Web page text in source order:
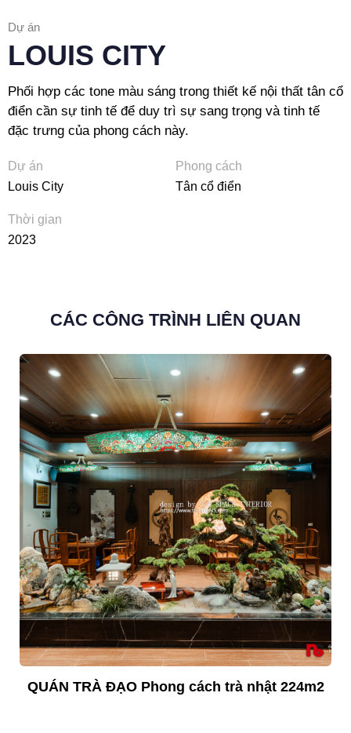
Dự án
LOUIS CITY
Phối hợp các tone màu sáng trong thiết kế nội thất tân cổ
điển cần sự tinh tế để duy trì sự sang trọng và tinh tế
đặc trưng của phong cách này.
Dự án
Louis City
Phong cách
Tân cổ điển
Thời gian
2023
CÁC CÔNG TRÌNH LIÊN QUAN
QUÁN TRÀ ĐẠO Phong cách trà nhật 224m2